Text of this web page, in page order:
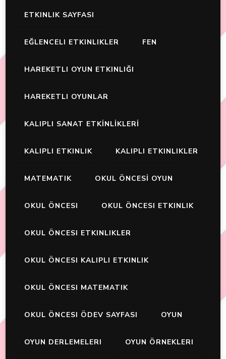
ETKINLIK SAYFASI
EĞLENCELI ETKINLIKLER FEN
HAREKETLI OYUN ETKINLIĞI
HAREKETLI OYUNLAR
KALIPLI SANAT ETKİNLİKLERİ
KALIPLI ETKINLIK KALIPLI ETKINLIKLER
MATEMATIK OKUL ÖNCESİ OYUN
OKUL ÖNCESI OKUL ÖNCESI ETKINLIK
OKUL ÖNCESI ETKINLIKLER
OKUL ÖNCESI KALIPLI ETKINLIK
OKUL ÖNCESI MATEMATIK
OKUL ÖNCESI ÖDEV SAYFASI OYUN
OYUN DERLEMELERI OYUN ÖRNEKLERI